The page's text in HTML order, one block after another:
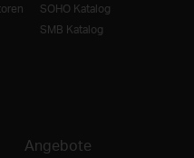
SOHO Katalog
SMB Katalog
Angebote